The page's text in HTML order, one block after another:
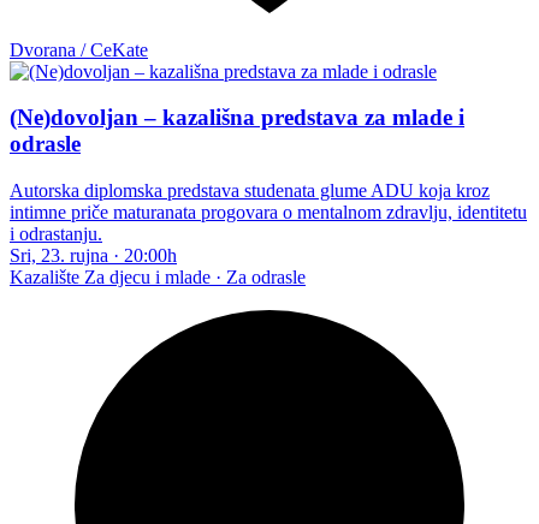
Dvorana / CeKate
(Ne)dovoljan – kazališna predstava za mlade i
odrasle
Autorska diplomska predstava studenata glume ADU koja kroz
intimne priče maturanata progovara o mentalnom zdravlju, identitetu
i odrastanju.
Sri, 23. rujna · 20:00h
Kazalište Za djecu i mlade · Za odrasle